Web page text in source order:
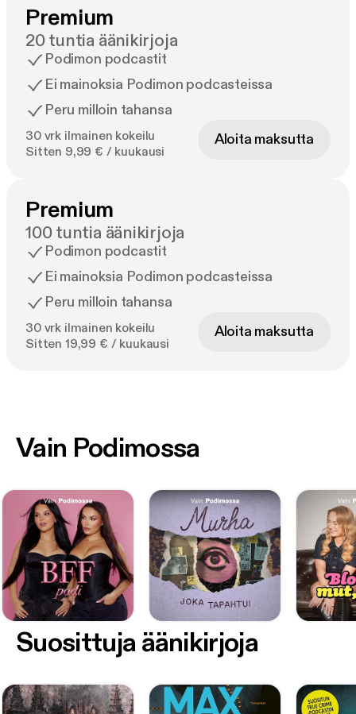
Premium
20 tuntia äänikirjoja
Podimon podcastit
Ei mainoksia Podimon podcasteissa
Peru milloin tahansa
30 vrk ilmainen kokeilu
Sitten 9,99 € / kuukausi
Aloita maksutta
Premium
100 tuntia äänikirjoja
Podimon podcastit
Ei mainoksia Podimon podcasteissa
Peru milloin tahansa
30 vrk ilmainen kokeilu
Sitten 19,99 € / kuukausi
Aloita maksutta
Vain Podimossa
Suosittuja äänikirjoja